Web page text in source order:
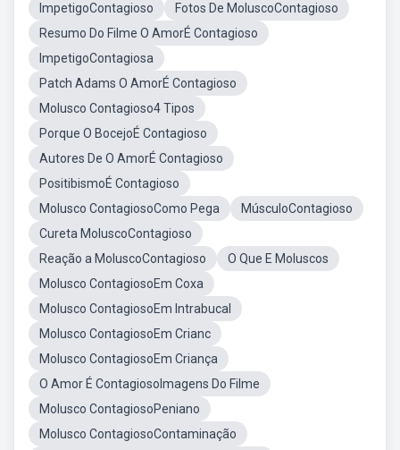
ImpetigoContagioso
Fotos De MoluscoContagioso
Resumo Do Filme O AmorÉ Contagioso
ImpetigoContagiosa
Patch Adams O AmorÉ Contagioso
Molusco Contagioso4 Tipos
Porque O BocejoÉ Contagioso
Autores De O AmorÉ Contagioso
PositibismoÉ Contagioso
Molusco ContagiosoComo Pega
MúsculoContagioso
Cureta MoluscoContagioso
Reação a MoluscoContagioso
O Que E Moluscos
Molusco ContagiosoEm Coxa
Molusco ContagiosoEm Intrabucal
Molusco ContagiosoEm Crianc
Molusco ContagiosoEm Criança
O Amor É ContagiosoImagens Do Filme
Molusco ContagiosoPeniano
Molusco ContagiosoContaminação